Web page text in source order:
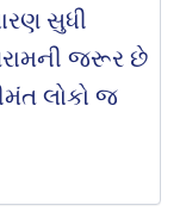
સુધી
જરૂર છે
લોકો જ